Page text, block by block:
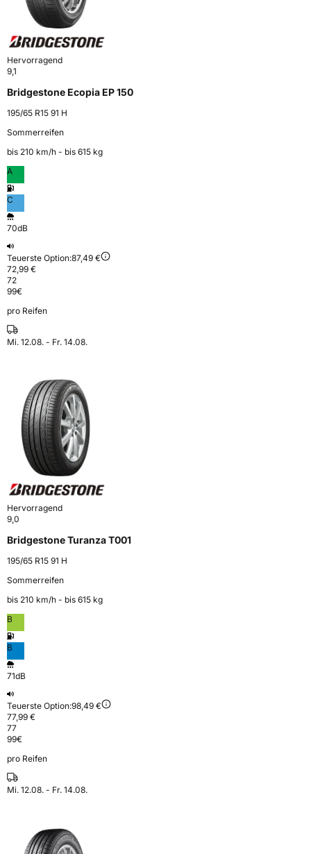
Hervorragend
9,1
Bridgestone Ecopia EP 150
195/65 R15 91 H
Sommerreifen
bis 210 km⁠/⁠h - bis 615 kg
A
C
70dB
Teuerste Option:87,49 €
72,99 €
72
99€
pro Reifen
Mi. 12.08. - Fr. 14.08.
Hervorragend
9,0
Bridgestone Turanza T001
195/65 R15 91 H
Sommerreifen
bis 210 km⁠/⁠h - bis 615 kg
B
B
71dB
Teuerste Option:98,49 €
77,99 €
77
99€
pro Reifen
Mi. 12.08. - Fr. 14.08.